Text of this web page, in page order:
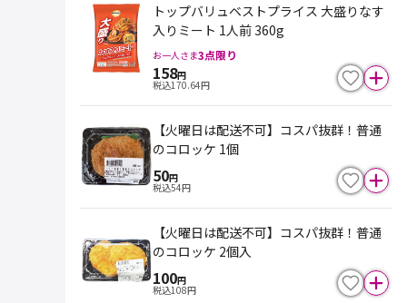
トップバリュベストプライス 大盛りなす
入りミート 1人前 360g
お一人さま3点限り
158円
税込170.64円
【火曜日は配送不可】コスパ抜群！普通
のコロッケ 1個
50円
税込54円
【火曜日は配送不可】コスパ抜群！普通
のコロッケ 2個入
100円
税込108円